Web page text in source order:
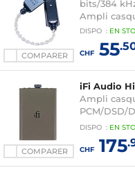
COMPARER
bits/384
Ampli
DISPO : EN
CHF55
COMPARER
iFi Audio
Ampli
PCM/DSD/
C - Sortie
DISPO : EN
CHF175